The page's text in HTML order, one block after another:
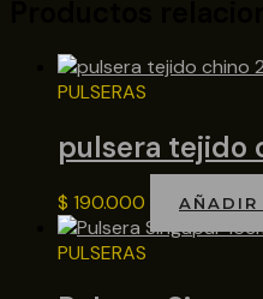
PULSERAS
pulsera tejido
$ 190.000 AÑADIR
PULSERAS